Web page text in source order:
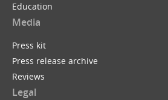
Education
Media
Press kit
Press release archive
Reviews
Legal